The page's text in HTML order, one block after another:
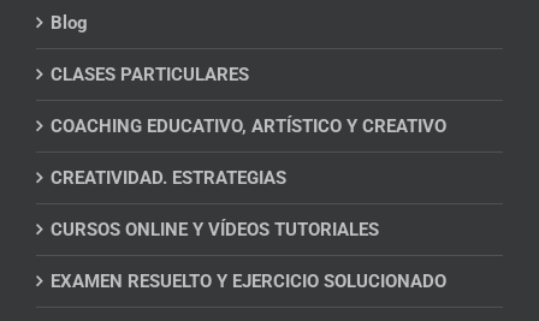
Blog
CLASES PARTICULARES
COACHING EDUCATIVO, ARTÍSTICO Y CREATIVO
CREATIVIDAD. ESTRATEGIAS
CURSOS ONLINE Y VÍDEOS TUTORIALES
EXAMEN RESUELTO Y EJERCICIO SOLUCIONADO